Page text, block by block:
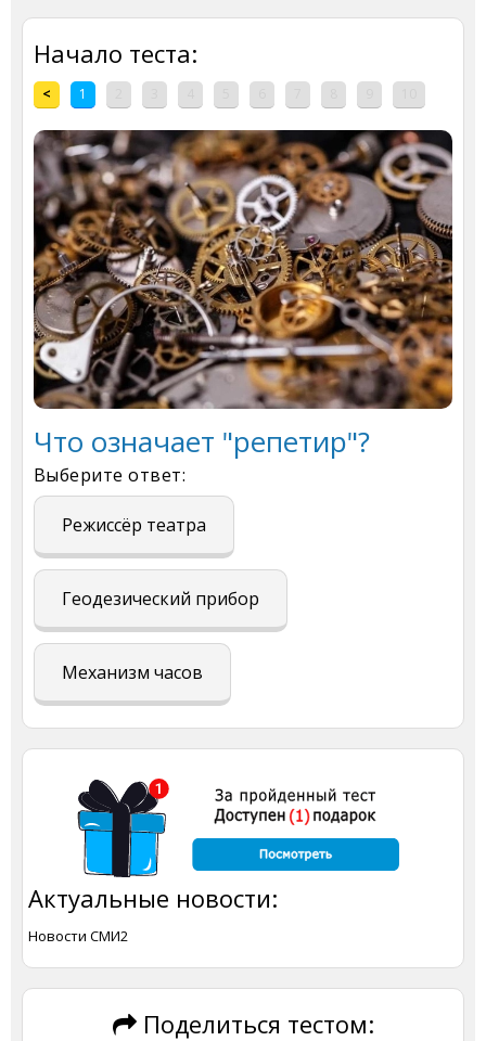
Начало теста:
< 1
Что означает "репетир"?
Выберите ответ:
Режиссёр театра
Геодезический прибор
Механизм часов
Актуальные новости:
Новости СМИ2
Поделиться тестом: